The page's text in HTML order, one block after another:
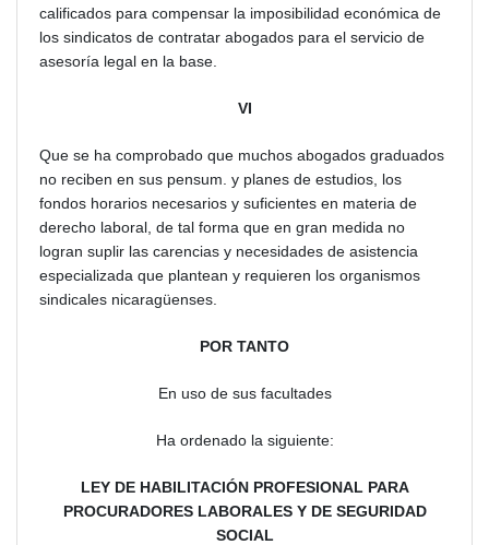
calificados para compensar la imposibilidad económica de
los sindicatos de contratar abogados para el servicio de
asesoría legal en la base.
VI
Que se ha comprobado que muchos abogados graduados
no reciben en sus pensum. y planes de estudios, los
fondos horarios necesarios y suficientes en materia de
derecho laboral, de tal forma que en gran medida no
logran suplir las carencias y necesidades de asistencia
especializada que plantean y requieren los organismos
sindicales nicaragüenses.
POR TANTO
En uso de sus facultades
Ha ordenado la siguiente:
LEY DE HABILITACIÓN PROFESIONAL PARA
PROCURADORES LABORALES Y DE SEGURIDAD
SOCIAL